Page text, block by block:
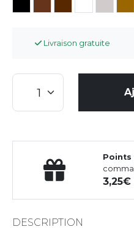
Livraison gratuite
3,25
DESCRIPTION